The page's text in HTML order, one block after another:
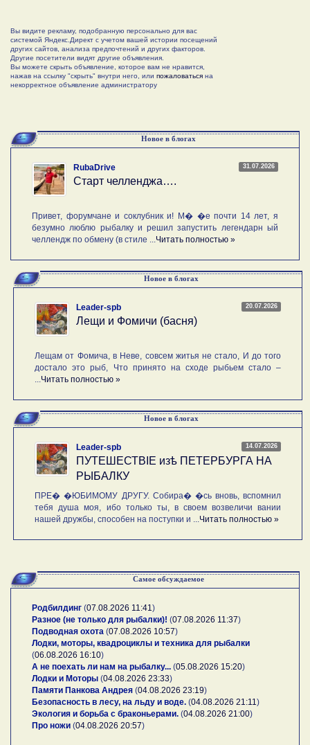
Вы видите рекламу, подобранную персонально для вас
системой Яндекс.Директ с учетом вашей истории посещений
других сайтов, анализа предпочтений и других факторов.
Другие посетители видят другие объявления.
Вы можете скрыть объявление, которое вам не нравится,
нажав на ссылку "скрыть" внутри него, или пожаловаться на
некорректное объявление администратору
Новое в блогах
31.07.2026
RubaDrive
Старт челленджа….
Привет, форумчане и соклубник и! М� �е почти 14 лет, я
безумно люблю рыбалку и решил запустить легендарн ый
челлендж по обмену (в стиле ...Читать полностью »
Новое в блогах
20.07.2026
Leader-spb
Лещи и Фомичи (басня)
Лещам от Фомича, в Неве, совсем житья не стало, И до того
достало это рыб, Что принято на сходе рыбьем стало –
...Читать полностью »
Новое в блогах
14.07.2026
Leader-spb
ПУТЕШЕСТВIE изѣ ПЕТЕРБУРГА НА
РЫБАЛКУ
ПРЕ� �ЮБИМОМУ ДРУГУ. Собира� �сь вновь, вспомнил
тебя душа моя, ибо только ты, в своем возвеличи вании
нашей дружбы, способен на поступки и ...Читать полностью »
Самое обсуждаемое
Родбилдинг (07.08.2026 11:41)
Разное (не только для рыбалки)! (07.08.2026 11:37)
Подводная охота (07.08.2026 10:57)
Лодки, моторы, квадроциклы и техника для рыбалки
(06.08.2026 16:10)
А не поехать ли нам на рыбалку... (05.08.2026 15:20)
Лодки и Моторы (04.08.2026 23:33)
Памяти Панкова Андрея (04.08.2026 23:19)
Безопасность в лесу, на льду и воде. (04.08.2026 21:11)
Экология и борьба с браконьерами. (04.08.2026 21:00)
Про ножи (04.08.2026 20:57)